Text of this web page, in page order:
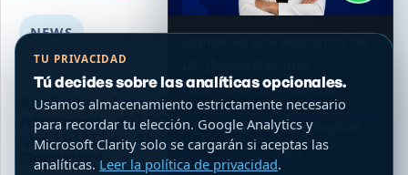
NEWS 12 de abril de 2026
Abril 2026: Actualización básica
Aftermath, el GSC Impresions Bug, y por
qué LLM Bots Ahora fuera de Crawl
Googlebot
TU PRIVACIDAD
Tú decides sobre las analíticas opcionales.
Usamos almacenamiento estrictamente necesario
para recordar tu elección. Google Analytics y
Microsoft Clarity solo se cargarán si aceptas las
analíticas. Leer la política de privacidad.
respuesta SEO rápida?
Chatear con Sophie
(IA)